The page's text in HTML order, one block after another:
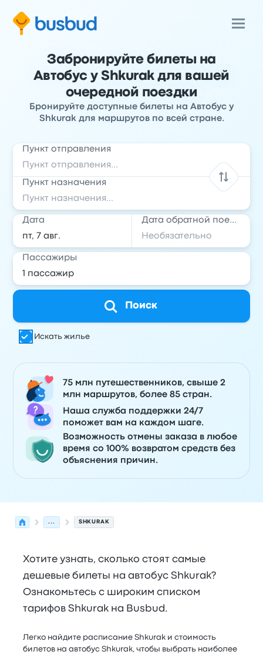
Забронируйте билеты на
Автобус у Shkurak для вашей
очередной поездки
Бронируйте доступные билеты на Автобус у
Shkurak для маршрутов по всей стране.
Пункт отправления
Пункт назначения
Дата Дата обратной поездки
Пассажиры
Поиск
Искать жилье
75 млн путешественников, свыше 2
млн маршрутов, более 85 стран.
Наша служба поддержки 24/7
поможет вам на каждом шаге.
Возможность отмены заказа в любое
время со 100% возвратом средств без
объяснения причин.
... SHKURAK
Хотите узнать, сколько стоят самые
дешевые билеты на автобус Shkurak?
Ознакомьтесь с широким списком
тарифов Shkurak на Busbud.
Легко найдите расписание Shkurak и стоимость
билетов на автобус Shkurak, чтобы выбрать наиболее